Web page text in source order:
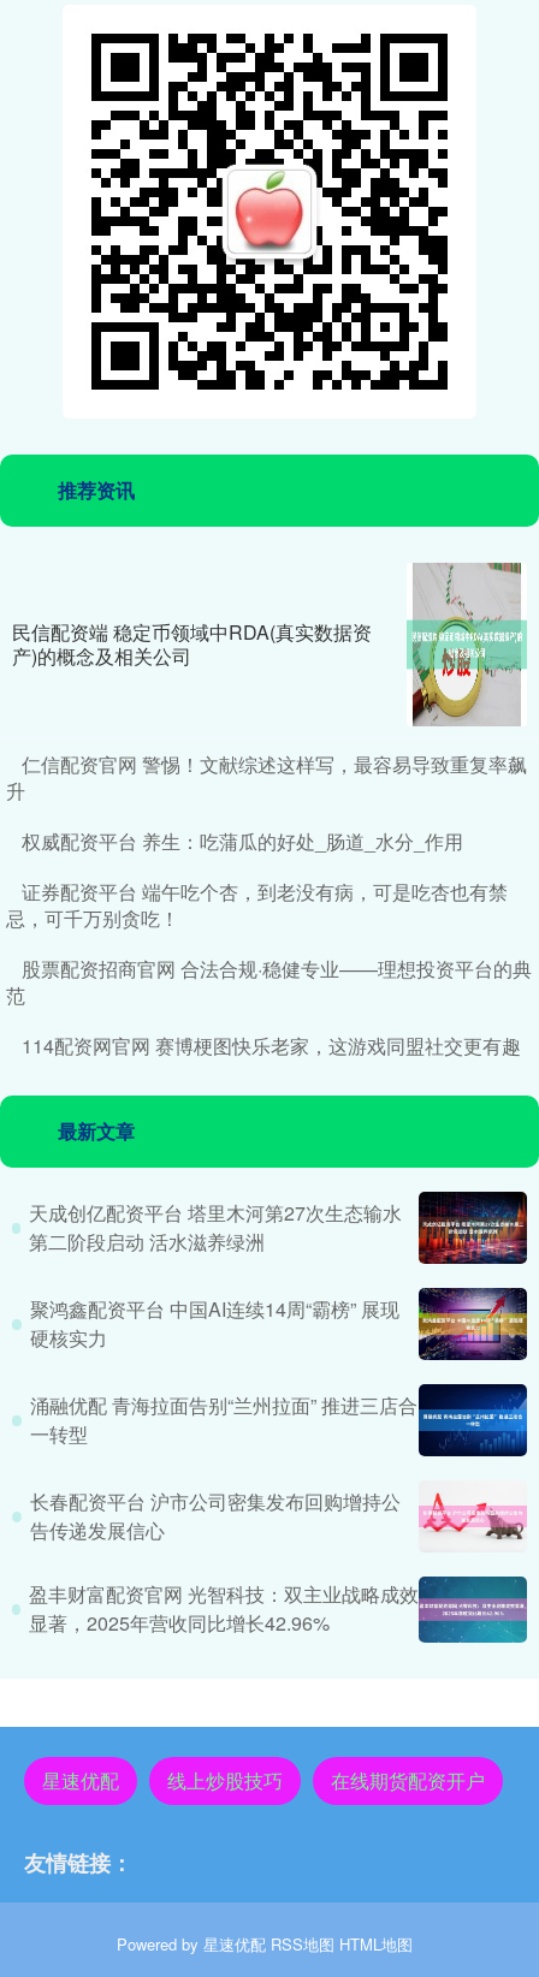
推荐资讯
民信配资端 稳定币领域中RDA(真实数据资
产)的概念及相关公司
仁信配资官网 警惕！文献综述这样写，最容易导致重复率飙
升
权威配资平台 养生：吃蒲瓜的好处_肠道_水分_作用
证券配资平台 端午吃个杏，到老没有病，可是吃杏也有禁
忌，可千万别贪吃！
股票配资招商官网 合法合规·稳健专业——理想投资平台的典
范
114配资网官网 赛博梗图快乐老家，这游戏同盟社交更有趣
最新文章
天成创亿配资平台 塔里木河第27次生态输水
第二阶段启动 活水滋养绿洲
聚鸿鑫配资平台 中国AI连续14周“霸榜” 展现
硬核实力
涌融优配 青海拉面告别“兰州拉面” 推进三店合
一转型
长春配资平台 沪市公司密集发布回购增持公
告传递发展信心
盈丰财富配资官网 光智科技：双主业战略成效
显著，2025年营收同比增长42.96%
星速优配 线上炒股技巧 在线期货配资开户
友情链接：
Powered by 星速优配 RSS地图 HTML地图